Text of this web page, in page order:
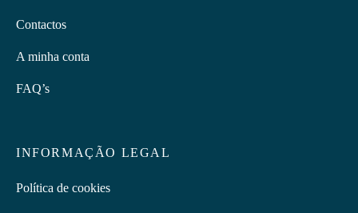
Contactos
A minha conta
FAQ’s
INFORMAÇÃO LEGAL
Política de cookies